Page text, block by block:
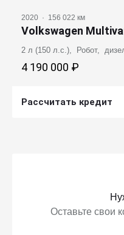
2020 · 156 022 км
Volkswagen
2 л (150 л.с.), Робот,
4 190 000 ₽
Рассчитать кредит
Оставьте свои